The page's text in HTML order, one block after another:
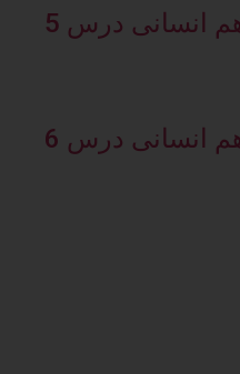
تست علوم و فنون ادبی دهم انسانی درس 5
تست علوم و فنون ادبی دهم انسانی درس 6